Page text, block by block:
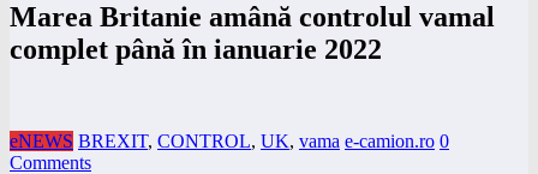
Marea Britanie amână controlul vamal
complet până în ianuarie 2022
eNEWS BREXIT, CONTROL, UK, vama e-camion.ro 0
Comments